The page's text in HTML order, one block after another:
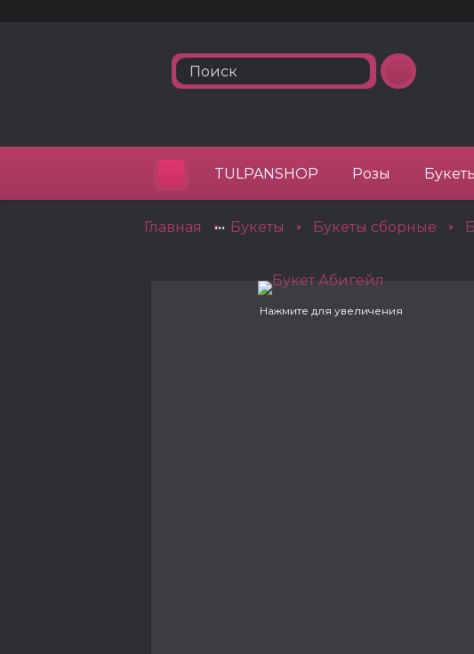
TULPANSHOP Розы
•••
Главная » Букеты » Букеты сборные »
Нажмите для увеличения